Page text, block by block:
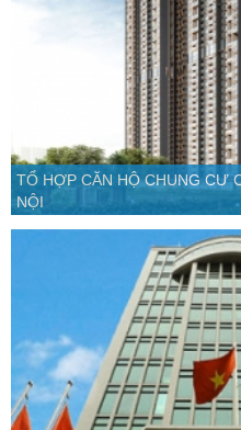
TỔ HỢP CĂN HỘ CHUNG CƯ
NỘI